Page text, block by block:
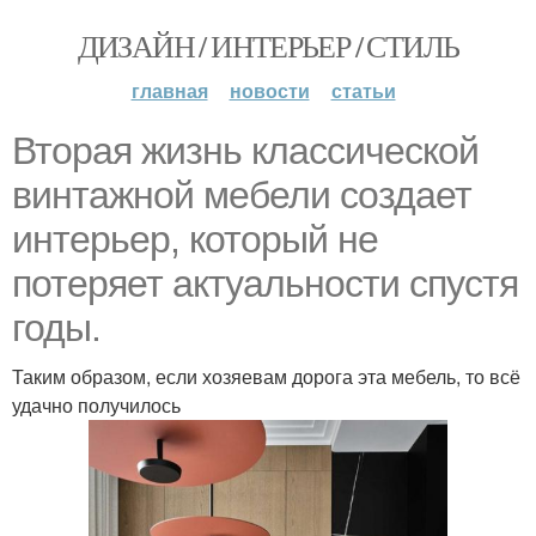
ДИЗАЙН / ИНТЕРЬЕР / СТИЛЬ
главная новости статьи
Вторая жизнь классической
винтажной мебели создает
интерьер, который не
потеряет актуальности спустя
годы.
Таким образом, если хозяевам дорога эта мебель, то всё
удачно получилось